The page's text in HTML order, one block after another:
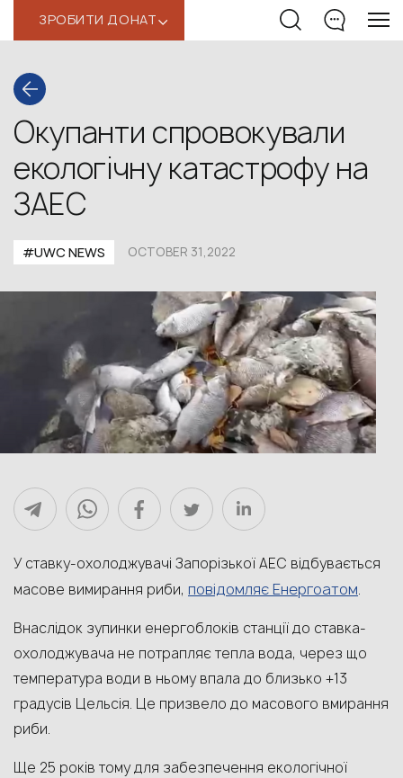
ЗРОБИТИ ДОНАТ‹
Окупанти спровокували
екологічну катастрофу на
ЗАЕС
#UWС NEWS OCTOBER 31,2022
У ставку-охолоджувачі Запорізької АЕС відбувається
масове вимирання риби, повідомляє Енергоатом.
Внаслідок зупинки енергоблоків станції до ставка-
охолоджувача не потрапляє тепла вода, через що
температура води в ньому впала до близько +13
градусів Цельсія. Це призвело до масового вмирання
риби.
Ще 25 років тому для забезпечення екологічної